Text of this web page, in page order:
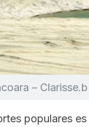
–
populares es